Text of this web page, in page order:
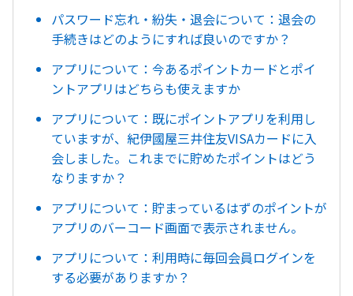
パスワード忘れ・紛失・退会について：退会の
手続きはどのようにすれば良いのですか？
アプリについて：今あるポイントカードとポイ
ントアプリはどちらも使えますか
アプリについて：既にポイントアプリを利用し
ていますが、紀伊國屋三井住友VISAカードに入
会しました。これまでに貯めたポイントはどう
なりますか？
アプリについて：貯まっているはずのポイントが
アプリのバーコード画面で表示されません。
アプリについて：利用時に毎回会員ログインを
する必要がありますか？